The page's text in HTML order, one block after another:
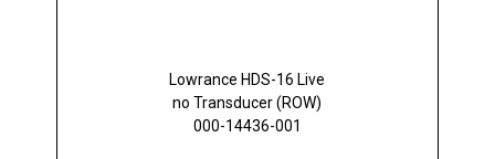
Lowrance HDS-16 Live
no Transducer (ROW)
000-14436-001